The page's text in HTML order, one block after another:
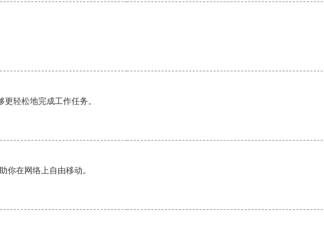
轻松地完成工作任务。
你在网络上自由移动。